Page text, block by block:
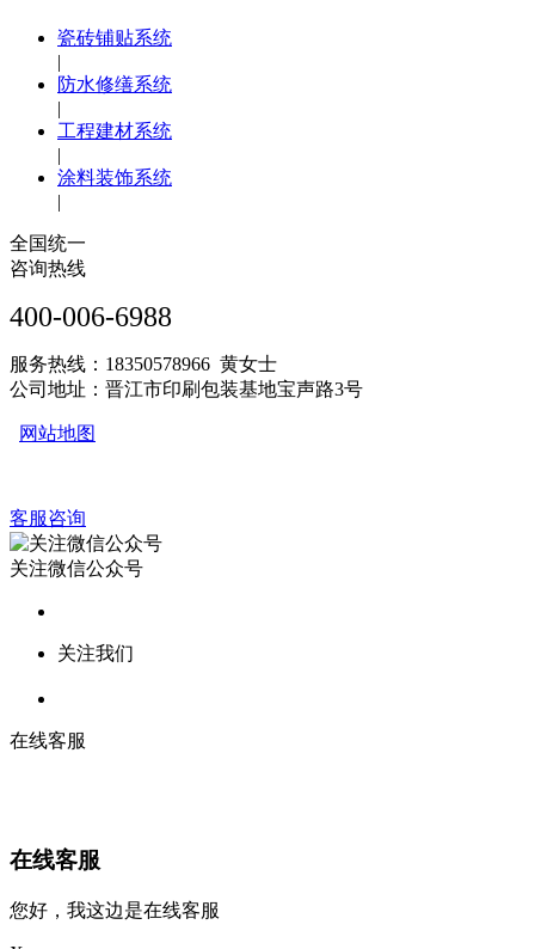
瓷砖铺贴系统
|
防水修缮系统
|
工程建材系统
|
涂料装饰系统
|
全国统一
咨询热线
400-006-6988
服务热线：18350578966 黄女士
公司地址：晋江市印刷包装基地宝声路3号
网站地图
客服咨询
关注微信公众号
关注我们
在线客服
在线客服
您好，我这边是在线客服